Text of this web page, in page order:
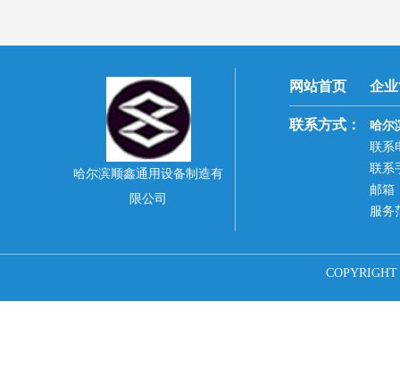
哈尔滨顺鑫通用设备制造有
限公司
网站首页 企
联系方式：
哈尔
联系
联系
邮箱
服务